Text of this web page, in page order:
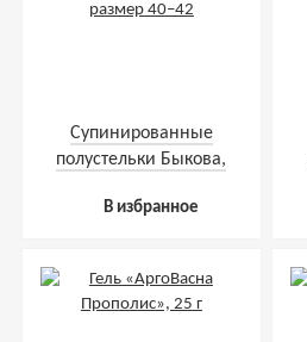
Супинированные
полустельки Быкова,
В избранное